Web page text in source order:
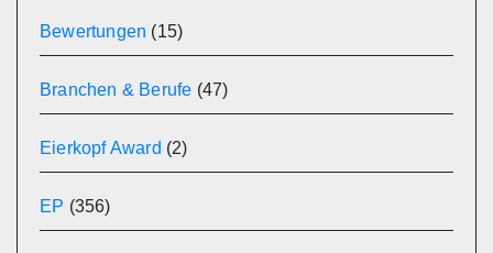
Bewertungen (15)
Branchen & Berufe (47)
Eierkopf Award (2)
EP (356)